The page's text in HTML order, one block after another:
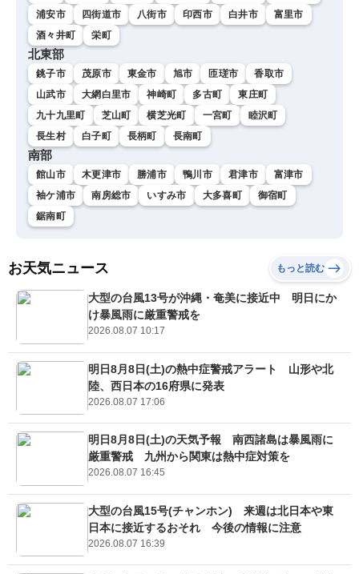
浦安市 四街道市 八街市 印西市 白井市
富里市
酒々井町
栄町
北東部
銚子市 茂原市 東金市 旭市 匝瑳市
香取市
山武市
大網白里市 神崎町 多古町
東庄町
九十九里町
芝山町 横芝光町 一宮町
睦沢町
長生村
白子町 長柄町 長南町
南部
館山市 木更津市 勝浦市 鴨川市 君津市
富津市
袖ケ浦市
南房総市 いすみ市 大多喜町
御宿町
鋸南町
お天気ニュース もっと読む
大型の台風13号が沖縄・奄美に接近中 明日にか
け暴風雨に厳重警戒を
2026.08.07 10:17
明日8月8日(土)の熱中症警戒アラート 山形や北
陸、西日本の16府県に発表
2026.08.07 17:06
明日8月8日(土)の天気予報 南西諸島は暴風雨に
厳重警戒 九州から関東は熱中症対策を
2026.08.07 16:45
大型の台風15号(チャンホン) 来週は北日本や東
日本に接近するおそれ 今後の情報に注意
2026.08.07 16:39